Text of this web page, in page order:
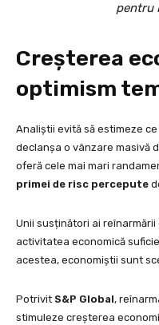
pentru
Creșterea
optimism
Analiștii evită să estimeze
declanșa o vânzare masivă
oferă cele mai mari
primei de risc percepute
Unii susținători ai
activitatea economică
acestea, economiștii sunt
Potrivit S&P Global,
stimuleze creșterea